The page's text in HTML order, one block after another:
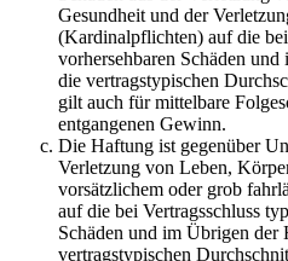
Gesundheit und der
(Kardinalpflichten) auf die
vorhersehbaren Schäden
die vertragstypischen
gilt auch für mittelbare
entgangenen Gewinn.
Die Haftung ist gegenüber
Verletzung von Leben,
vorsätzlichem oder grob
auf die bei Vertragsschluss
Schäden und im Übrigen der
vertragstypischen